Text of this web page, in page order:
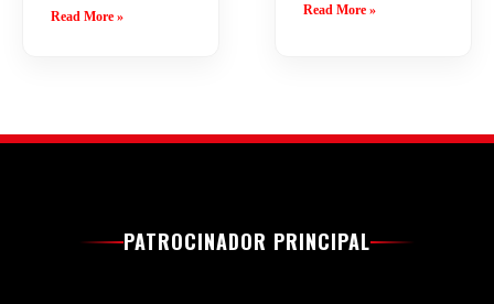
Read More » Read More »
PATROCINADOR PRINCIPAL